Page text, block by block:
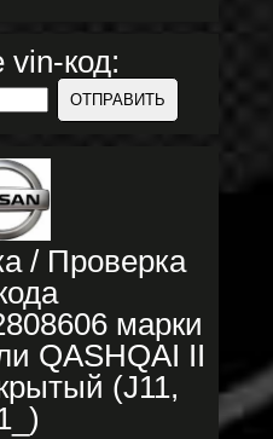
vin-код:
/ Проверка
марки
QASHQAI II
(J11,